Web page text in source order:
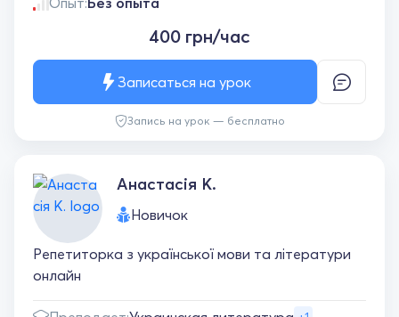
400 грн/час
Запись на урок — бесплатно
Записаться на урок
Анастасія К.
Новичок
Репетиторка з української мови та літератури
онлайн